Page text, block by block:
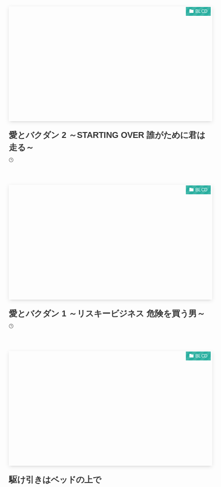
BLCD
愛とバクダン 2 ～STARTING OVER 誰がために君は
走る～
BLCD
愛とバクダン 1 ～リスキービジネス 危険を買う男～
BLCD
駆け引きはベッドの上で